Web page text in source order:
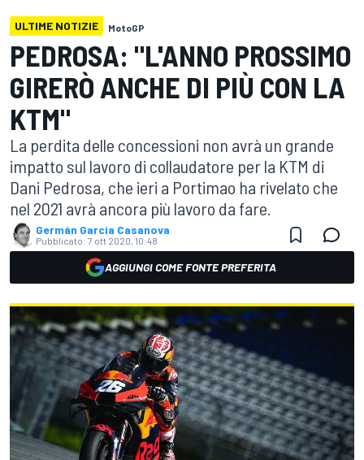
ULTIME NOTIZIE MotoGP
PEDROSA: "L'ANNO PROSSIMO
GIRERÒ ANCHE DI PIÙ CON LA
KTM"
La perdita delle concessioni non avrà un grande
impatto sul lavoro di collaudatore per la KTM di
Dani Pedrosa, che ieri a Portimao ha rivelato che
nel 2021 avrà ancora più lavoro da fare.
Germán Garcia Casanova
Pubblicato: 7 ott 2020, 10:48
AGGIUNGI COME FONTE PREFERITA